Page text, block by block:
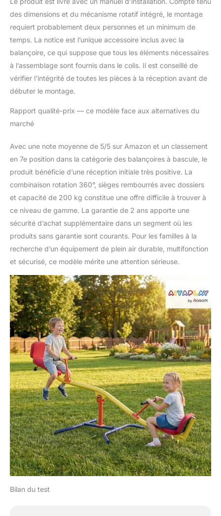
des dimensions et du mécanisme rotatif intégré, le montage
requiert probablement deux personnes et un minimum de
temps. La notice est l’unique accessoire inclus avec la
balançoire, ce qui suppose que tous les éléments nécessaires
à l’assemblage sont fournis dans le colis. Il est conseillé de
vérifier l’intégrité de toutes les pièces à la réception avant de
débuter le montage.
Rapport qualité-prix — ce modèle face aux alternatives du
marché
Avec une note moyenne de 5/5 sur Amazon et un classement
en 7e position dans la catégorie des balançoires à bascule, le
produit bénéficie d’une réception initiale très positive. La
combinaison rotation 360°, sièges rembourrés avec dossiers
et capacité de 200 kg constitue une offre difficile à trouver à
ce niveau de gamme. La garantie de 2 ans apporte une
sécurité d’achat supplémentaire dans un segment où les
produits sans garantie sont courants. Pour les familles à la
recherche d’un équipement de plein air durable, multifonction
et sécurisé, ce modèle mérite une attention sérieuse.
Bilan du test